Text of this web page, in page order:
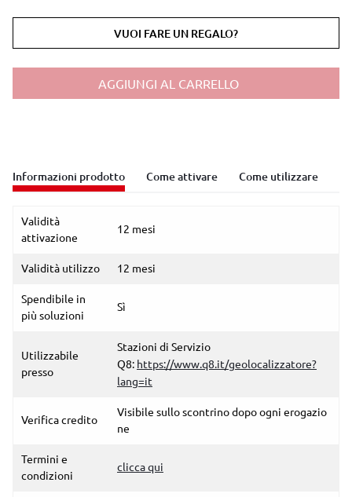
VUOI FARE UN REGALO?
AGGIUNGI AL CARRELLO
Informazioni prodotto Come attivare Come utilizzare
Validità
attivazione
12 mesi
Validità utilizzo 12 mesi
Spendibile in
più soluzioni
Sì
Utilizzabile
presso
Stazioni di Servizio
Q8: https://www.q8.it/geolocalizzatore?
lang=it
Verifica credito
Visibile sullo scontrino dopo ogni erogazio
ne
Termini e
condizioni
clicca qui